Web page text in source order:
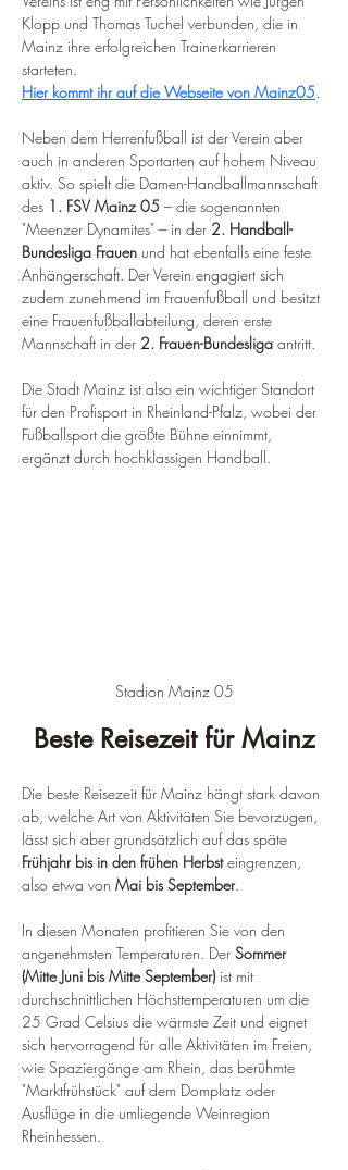
Klopp und Thomas Tuchel verbunden, die in
Mainz ihre erfolgreichen Trainerkarrieren
starteten.
Hier kommt ihr auf die Webseite von Mainz05
Neben dem Herrenfußball ist der Verein aber
auch in anderen Sportarten auf hohem Niveau
aktiv. So spielt die Damen-Handballmannschaft
des 1. FSV Mainz 05 – die sogenannten
"Meenzer Dynamites" – in der 2. Handball-
Bundesliga Frauen und hat ebenfalls eine feste
Anhängerschaft. Der Verein engagiert sich
zudem zunehmend im Frauenfußball und besitzt
eine Frauenfußballabteilung, deren erste
Mannschaft in der 2. Frauen-Bundesliga antritt.
Die Stadt Mainz ist also ein wichtiger Standort
für den Profisport in Rheinland-Pfalz, wobei der
Fußballsport die größte Bühne einnimmt,
ergänzt durch hochklassigen Handball.
Stadion Mainz 05
Beste Reisezeit für Mainz
Die beste Reisezeit für Mainz hängt stark davon
ab, welche Art von Aktivitäten Sie bevorzugen,
lässt sich aber grundsätzlich auf das späte
Frühjahr bis in den frühen Herbst eingrenzen,
also etwa von Mai bis September.
In diesen Monaten profitieren Sie von den
angenehmsten Temperaturen. Der Sommer
(Mitte Juni bis Mitte September) ist mit
durchschnittlichen Höchsttemperaturen um die
25 Grad Celsius die wärmste Zeit und eignet
sich hervorragend für alle Aktivitäten im Freien,
wie Spaziergänge am Rhein, das berühmte
"Marktfrühstück" auf dem Domplatz oder
Ausflüge in die umliegende Weinregion
Rheinhessen.